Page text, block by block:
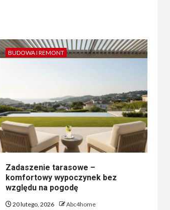
BUDOWA I REMONT
Zadaszenie tarasowe –
komfortowy wypoczynek bez
względu na pogodę
20 lutego, 2026 Abc4home